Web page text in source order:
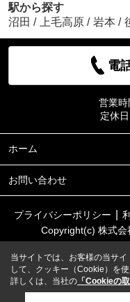
駅から探す
沼田 / 上毛高原 / 岩本 /
電
営業時
定休日
ホーム
お問い合わせ
プライバシーポリシー
Copyright(c) 株式会
当サイトでは、お客様の当サ
して、クッキー（Cookie）を使
詳しくは、当社の 「Cookieの